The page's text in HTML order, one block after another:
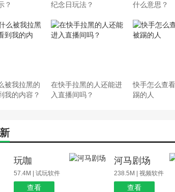
？
纪念日玩法？
什么意思？
被我拉黑的
我的内容？
在快手拉黑的人还能进
入直播间吗？
快手怎么查
踢的人
玩咖
57.4M | 试玩软件
查看
河马剧场
238.5M | 视频软件
查看